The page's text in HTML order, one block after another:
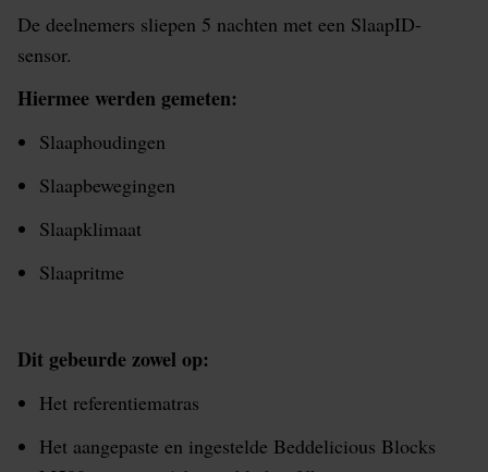
De deelnemers sliepen 5 nachten met een SlaapID-
sensor.
Hiermee werden gemeten:
Slaaphoudingen
Slaapbewegingen
Slaapklimaat
Slaapritme
Dit gebeurde zowel op:
Het referentiematras
Het aangepaste en ingestelde Beddelicious Blocks